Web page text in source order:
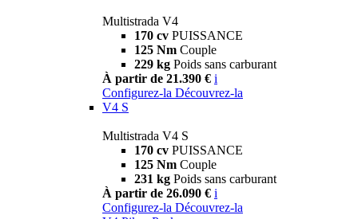
Multistrada V4
170 cv PUISSANCE
125 Nm Couple
229 kg Poids sans carburant
À partir de 21.390 € i
Configurez-la Découvrez-la
V4 S
Multistrada V4 S
170 cv PUISSANCE
125 Nm Couple
231 kg Poids sans carburant
À partir de 26.090 € i
Configurez-la Découvrez-la